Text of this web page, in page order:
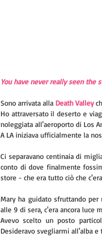
You have never really seen the
Sono arrivata alla Death Valley
Ho attraversato il deserto e
noleggiata all'aeroporto di Los
A LA iniziava ufficialmente la
Ci separavano centinaia di
conto di dove finalmente
store - che era tutto ciò che
Mary ha guidato sfruttando
alle 9 di sera, c'era ancora luce
Avevo scelto un posto
Desideravo svegliarmi all'alba